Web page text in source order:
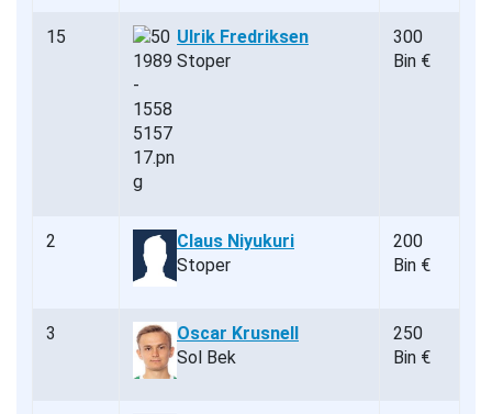
15
Ulrik Fredriksen
Stoper
300
Bin €
2
Claus Niyukuri
Stoper
200
Bin €
3
Oscar Krusnell
Sol Bek
250
Bin €